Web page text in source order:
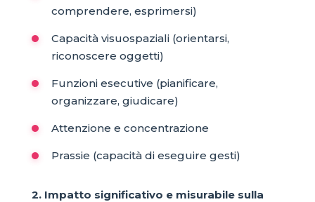
comprendere, esprimersi)
Capacità visuospaziali (orientarsi,
riconoscere oggetti)
Funzioni esecutive (pianificare,
organizzare, giudicare)
Attenzione e concentrazione
Prassie (capacità di eseguire gesti)
2. Impatto significativo e misurabile sulla